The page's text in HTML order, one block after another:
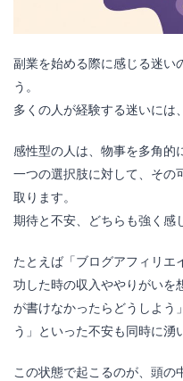
副業を始める際に感じる迷い
う。
多くの人が経験する迷いには
感性型の人は、物事を多角的
一つの選択肢に対して、その
取ります。
期待と不安、どちらも強く感
たとえば「ブログアフィリエ
功した時の収入ややりがいを
が書けなかったらどうしよう
う」といった不安も同時に湧
この状態で起こるのが、頭